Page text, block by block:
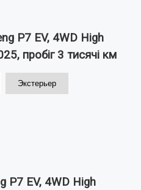
P7 EV, 4WD High
пробіг 3 тисячі км
Экстерьер
P7 EV, 4WD High